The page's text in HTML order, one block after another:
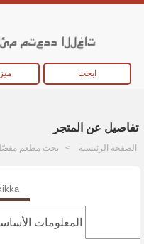
ابحث
تفاصيل عن المتجر
الصفحة الرئيسية بحث مطعم
المعلومات